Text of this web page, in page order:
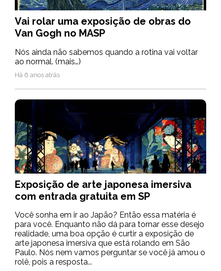
Vai rolar uma exposição de obras do
Van Gogh no MASP
Nós ainda não sabemos quando a rotina vai voltar
ao normal. (mais…)
Há 6 anos atrás
Exposição de arte japonesa imersiva
com entrada gratuita em SP
Você sonha em ir ao Japão? Então essa matéria é
para você. Enquanto não dá para tornar esse desejo
realidade, uma boa opção é curtir a exposição de
arte japonesa imersiva que está rolando em São
Paulo. Nós nem vamos perguntar se você já amou o
rolê, pois a resposta...